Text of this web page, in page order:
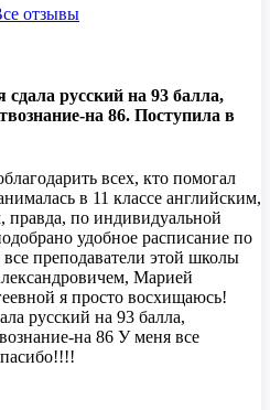
отзывы
русский на 93 балла,
на 86. Поступила в
всех, кто помогал
в 11 классе английским,
правда, по индивидуальной
удобное расписание по
преподаватели этой школы
Марией
я просто восхищаюсь!
русский на 93 балла,
на 86 У меня все